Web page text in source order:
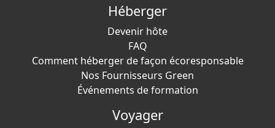
Héberger
Devenir hôte
FAQ
Comment héberger de façon écoresponsable
Nos Fournisseurs Green
Événements de formation
Voyager